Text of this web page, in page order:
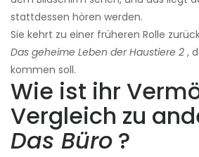
stattdessen hören werden.
Sie kehrt zu einer früheren Rolle
Das geheime Leben der Haustiere 2 ,
kommen soll.
Wie ist ihr
Vergleich zu
Das Büro ?